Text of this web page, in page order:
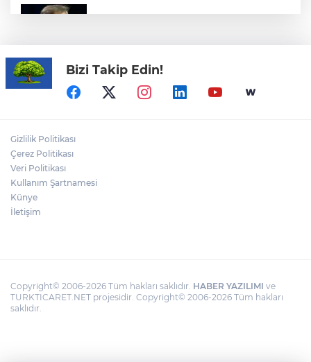
CHP'de kongre hazırlıkları hızlandı... 8 ile
daha yeni il başkanı atandı
Dervişoğlu: İhanet belgesini kabul
Bizi Takip Edin!
Gizlilik Politikası
Çerez Politikası
Veri Politikası
Kullanım Şartnamesi
Künye
İletişim
Copyright© 2006-2026 Tüm hakları saklıdır. HABER YAZILIMI ve
TURKTICARET.NET projesidir. Copyright© 2006-2026 Tüm hakları
saklıdır.